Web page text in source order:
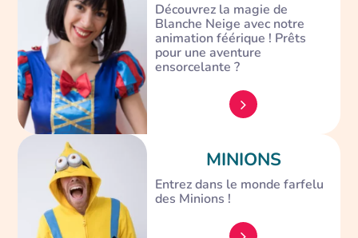
Découvrez la magie de
Blanche Neige avec notre
animation féérique ! Prêts
pour une aventure
ensorcelante ?
MINIONS
Entrez dans le monde farfelu
des Minions !